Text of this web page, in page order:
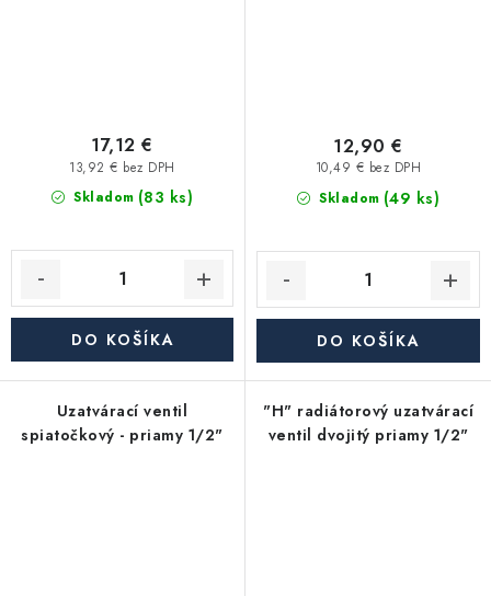
Skladom (83 ks)
13,92 € bez DPH
17,12 €
DO KOŠÍKA
Skladom (49 ks)
10,49 € bez DPH
12,90 €
DO KOŠÍKA
Uzatvárací ventil
spiatočkový - priamy 1/2"
"H" radiátorový uzatvárací
ventil dvojitý priamy 1/2"